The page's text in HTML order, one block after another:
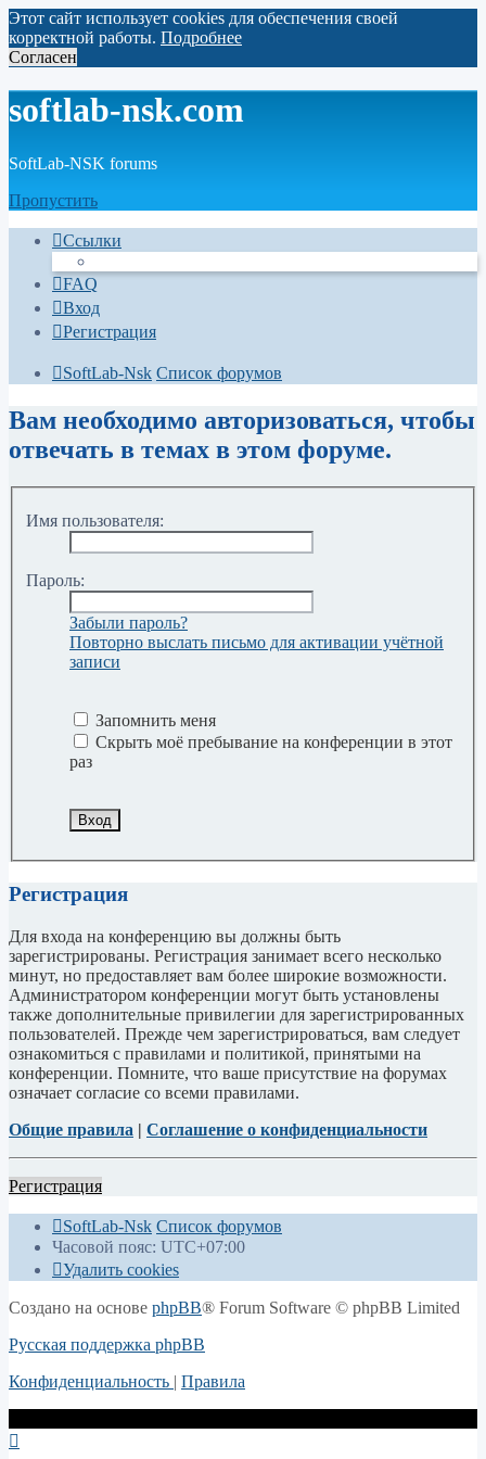
Этот сайт использует cookies для обеспечения своей
корректной работы. Подробнее
Согласен
softlab-nsk.com
SoftLab-NSK forums
Пропустить
Ссылки
FAQ
Вход
Регистрация
SoftLab-Nsk Список форумов
Вам необходимо авторизоваться, чтобы
отвечать в темах в этом форуме.
Имя пользователя:
Пароль:
Забыли пароль?
Повторно выслать письмо для активации учётной
записи
Запомнить меня
Скрыть моё пребывание на конференции в этот
раз
Регистрация
Для входа на конференцию вы должны быть
зарегистрированы. Регистрация занимает всего несколько
минут, но предоставляет вам более широкие возможности.
Администратором конференции могут быть установлены
также дополнительные привилегии для зарегистрированных
пользователей. Прежде чем зарегистрироваться, вам следует
ознакомиться с правилами и политикой, принятыми на
конференции. Помните, что ваше присутствие на форумах
означает согласие со всеми правилами.
Общие правила | Соглашение о конфиденциальности
Регистрация
SoftLab-Nsk Список форумов
Часовой пояс: UTC+07:00
Удалить cookies
Создано на основе phpBB® Forum Software © phpBB Limited
Русская поддержка phpBB
Конфиденциальность | Правила